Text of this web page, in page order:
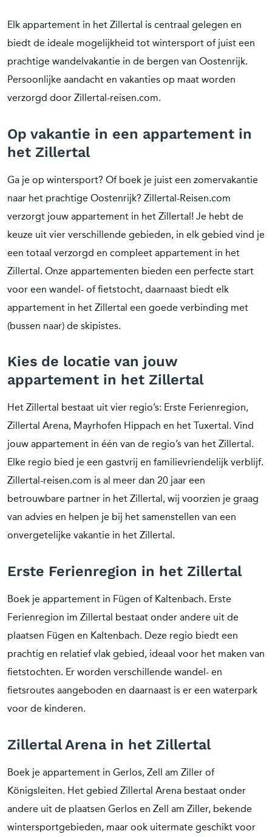
Elk appartement in het Zillertal is centraal gelegen en
biedt de ideale mogelijkheid tot wintersport of juist een
prachtige wandelvakantie in de bergen van Oostenrijk.
Persoonlijke aandacht en vakanties op maat worden
verzorgd door Zillertal-reisen.com.
Op vakantie in een appartement in
het Zillertal
Ga je op wintersport? Of boek je juist een zomervakantie
naar het prachtige Oostenrijk? Zillertal-Reisen.com
verzorgt jouw appartement in het Zillertal! Je hebt de
keuze uit vier verschillende gebieden, in elk gebied vind je
een totaal verzorgd en compleet appartement in het
Zillertal. Onze appartementen bieden een perfecte start
voor een wandel- of fietstocht, daarnaast biedt elk
appartement in het Zillertal een goede verbinding met
(bussen naar) de skipistes.
Kies de locatie van jouw
appartement in het Zillertal
Het Zillertal bestaat uit vier regio’s: Erste Ferienregion,
Zillertal Arena, Mayrhofen Hippach en het Tuxertal. Vind
jouw appartement in één van de regio’s van het Zillertal.
Elke regio bied je een gastvrij en familievriendelijk verblijf.
Zillertal-reisen.com is al meer dan 20 jaar een
betrouwbare partner in het Zillertal, wij voorzien je graag
van advies en helpen je bij het samenstellen van een
onvergetelijke vakantie in het Zillertal.
Erste Ferienregion in het Zillertal
Boek je appartement in Fügen of Kaltenbach. Erste
Ferienregion im Zillertal bestaat onder andere uit de
plaatsen Fügen en Kaltenbach. Deze regio biedt een
prachtig en relatief vlak gebied, ideaal voor het maken van
fietstochten. Er worden verschillende wandel- en
fietsroutes aangeboden en daarnaast is er een waterpark
voor de kinderen.
Zillertal Arena in het Zillertal
Boek je appartement in Gerlos, Zell am Ziller of
Königsleiten. Het gebied Zillertal Arena bestaat onder
andere uit de plaatsen Gerlos en Zell am Ziller, bekende
wintersportgebieden, maar ook uitermate geschikt voor